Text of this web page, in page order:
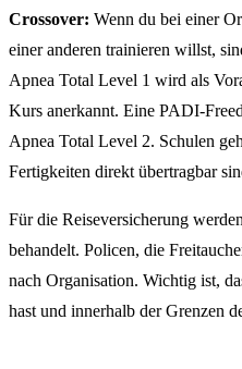
Crossover: Wenn du bei einer
einer anderen trainieren willst,
Apnea Total Level 1 wird als
Kurs anerkannt. Eine PADI-
Apnea Total Level 2. Schulen
Fertigkeiten direkt übertragbar
Für die Reiseversicherung
behandelt. Policen, die
nach Organisation. Wichtig ist,
hast und innerhalb der Grenzen